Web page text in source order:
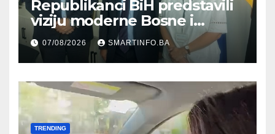
Republikanci BiH predstavili
viziju moderne Bosne i
Hercegovine ambasadoru
Njemačke
07/08/2026 SMARTINFO.BA
TRENDING